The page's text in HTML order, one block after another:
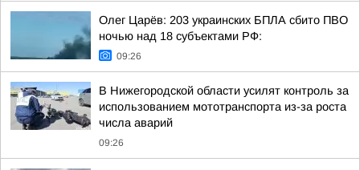
Олег Царёв: 203 украинских БПЛА сбито ПВО
ночью над 18 субъектами РФ:
09:26
В Нижегородской области усилят контроль за
использованием мототранспорта из-за роста
числа аварий
09:26